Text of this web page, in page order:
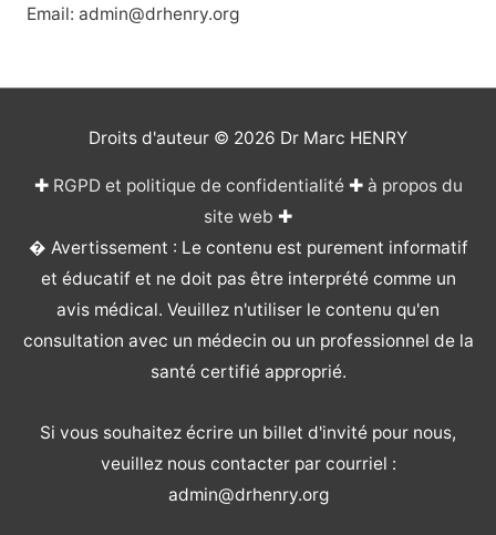
Email: admin@drhenry.org
Droits d'auteur © 2026 Dr Marc HENRY
✚ RGPD et politique de confidentialité✚ à propos du
site web ✚
� Avertissement : Le contenu est purement informatif
et éducatif et ne doit pas être interprété comme un
avis médical. Veuillez n'utiliser le contenu qu'en
consultation avec un médecin ou un professionnel de la
santé certifié approprié.
Si vous souhaitez écrire un billet d'invité pour nous,
veuillez nous contacter par courriel :
admin@drhenry.org